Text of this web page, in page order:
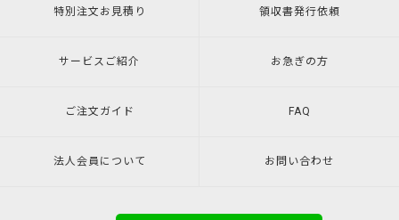
特別注文 お見積り 領収書発行依頼
サービスご紹介 お急ぎの方
ご注文ガイド FAQ
法人会員について お問い合わせ